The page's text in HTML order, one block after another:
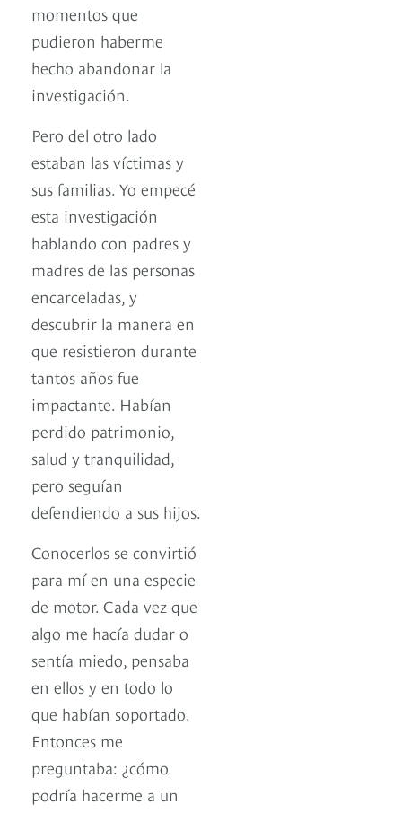
momentos que
pudieron haberme
hecho abandonar la
investigación.
Pero del otro lado
estaban las víctimas y
sus familias. Yo empecé
esta investigación
hablando con padres y
madres de las personas
encarceladas, y
descubrir la manera en
que resistieron durante
tantos años fue
impactante. Habían
perdido patrimonio,
salud y tranquilidad,
pero seguían
defendiendo a sus hijos.
Conocerlos se convirtió
para mí en una especie
de motor. Cada vez que
algo me hacía dudar o
sentía miedo, pensaba
en ellos y en todo lo
que habían soportado.
Entonces me
preguntaba: ¿cómo
podría hacerme a un